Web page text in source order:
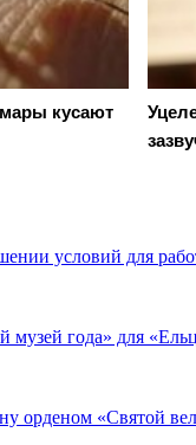
кусают
условий для
года» для
орденом «Святой